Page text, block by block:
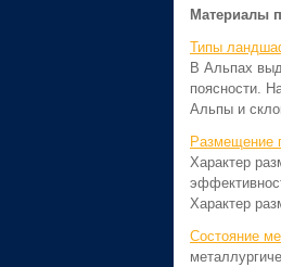
Материалы
Типы
В Альпах
поясности.
Альпы и
Размещение
Характер
Характер
Состояние